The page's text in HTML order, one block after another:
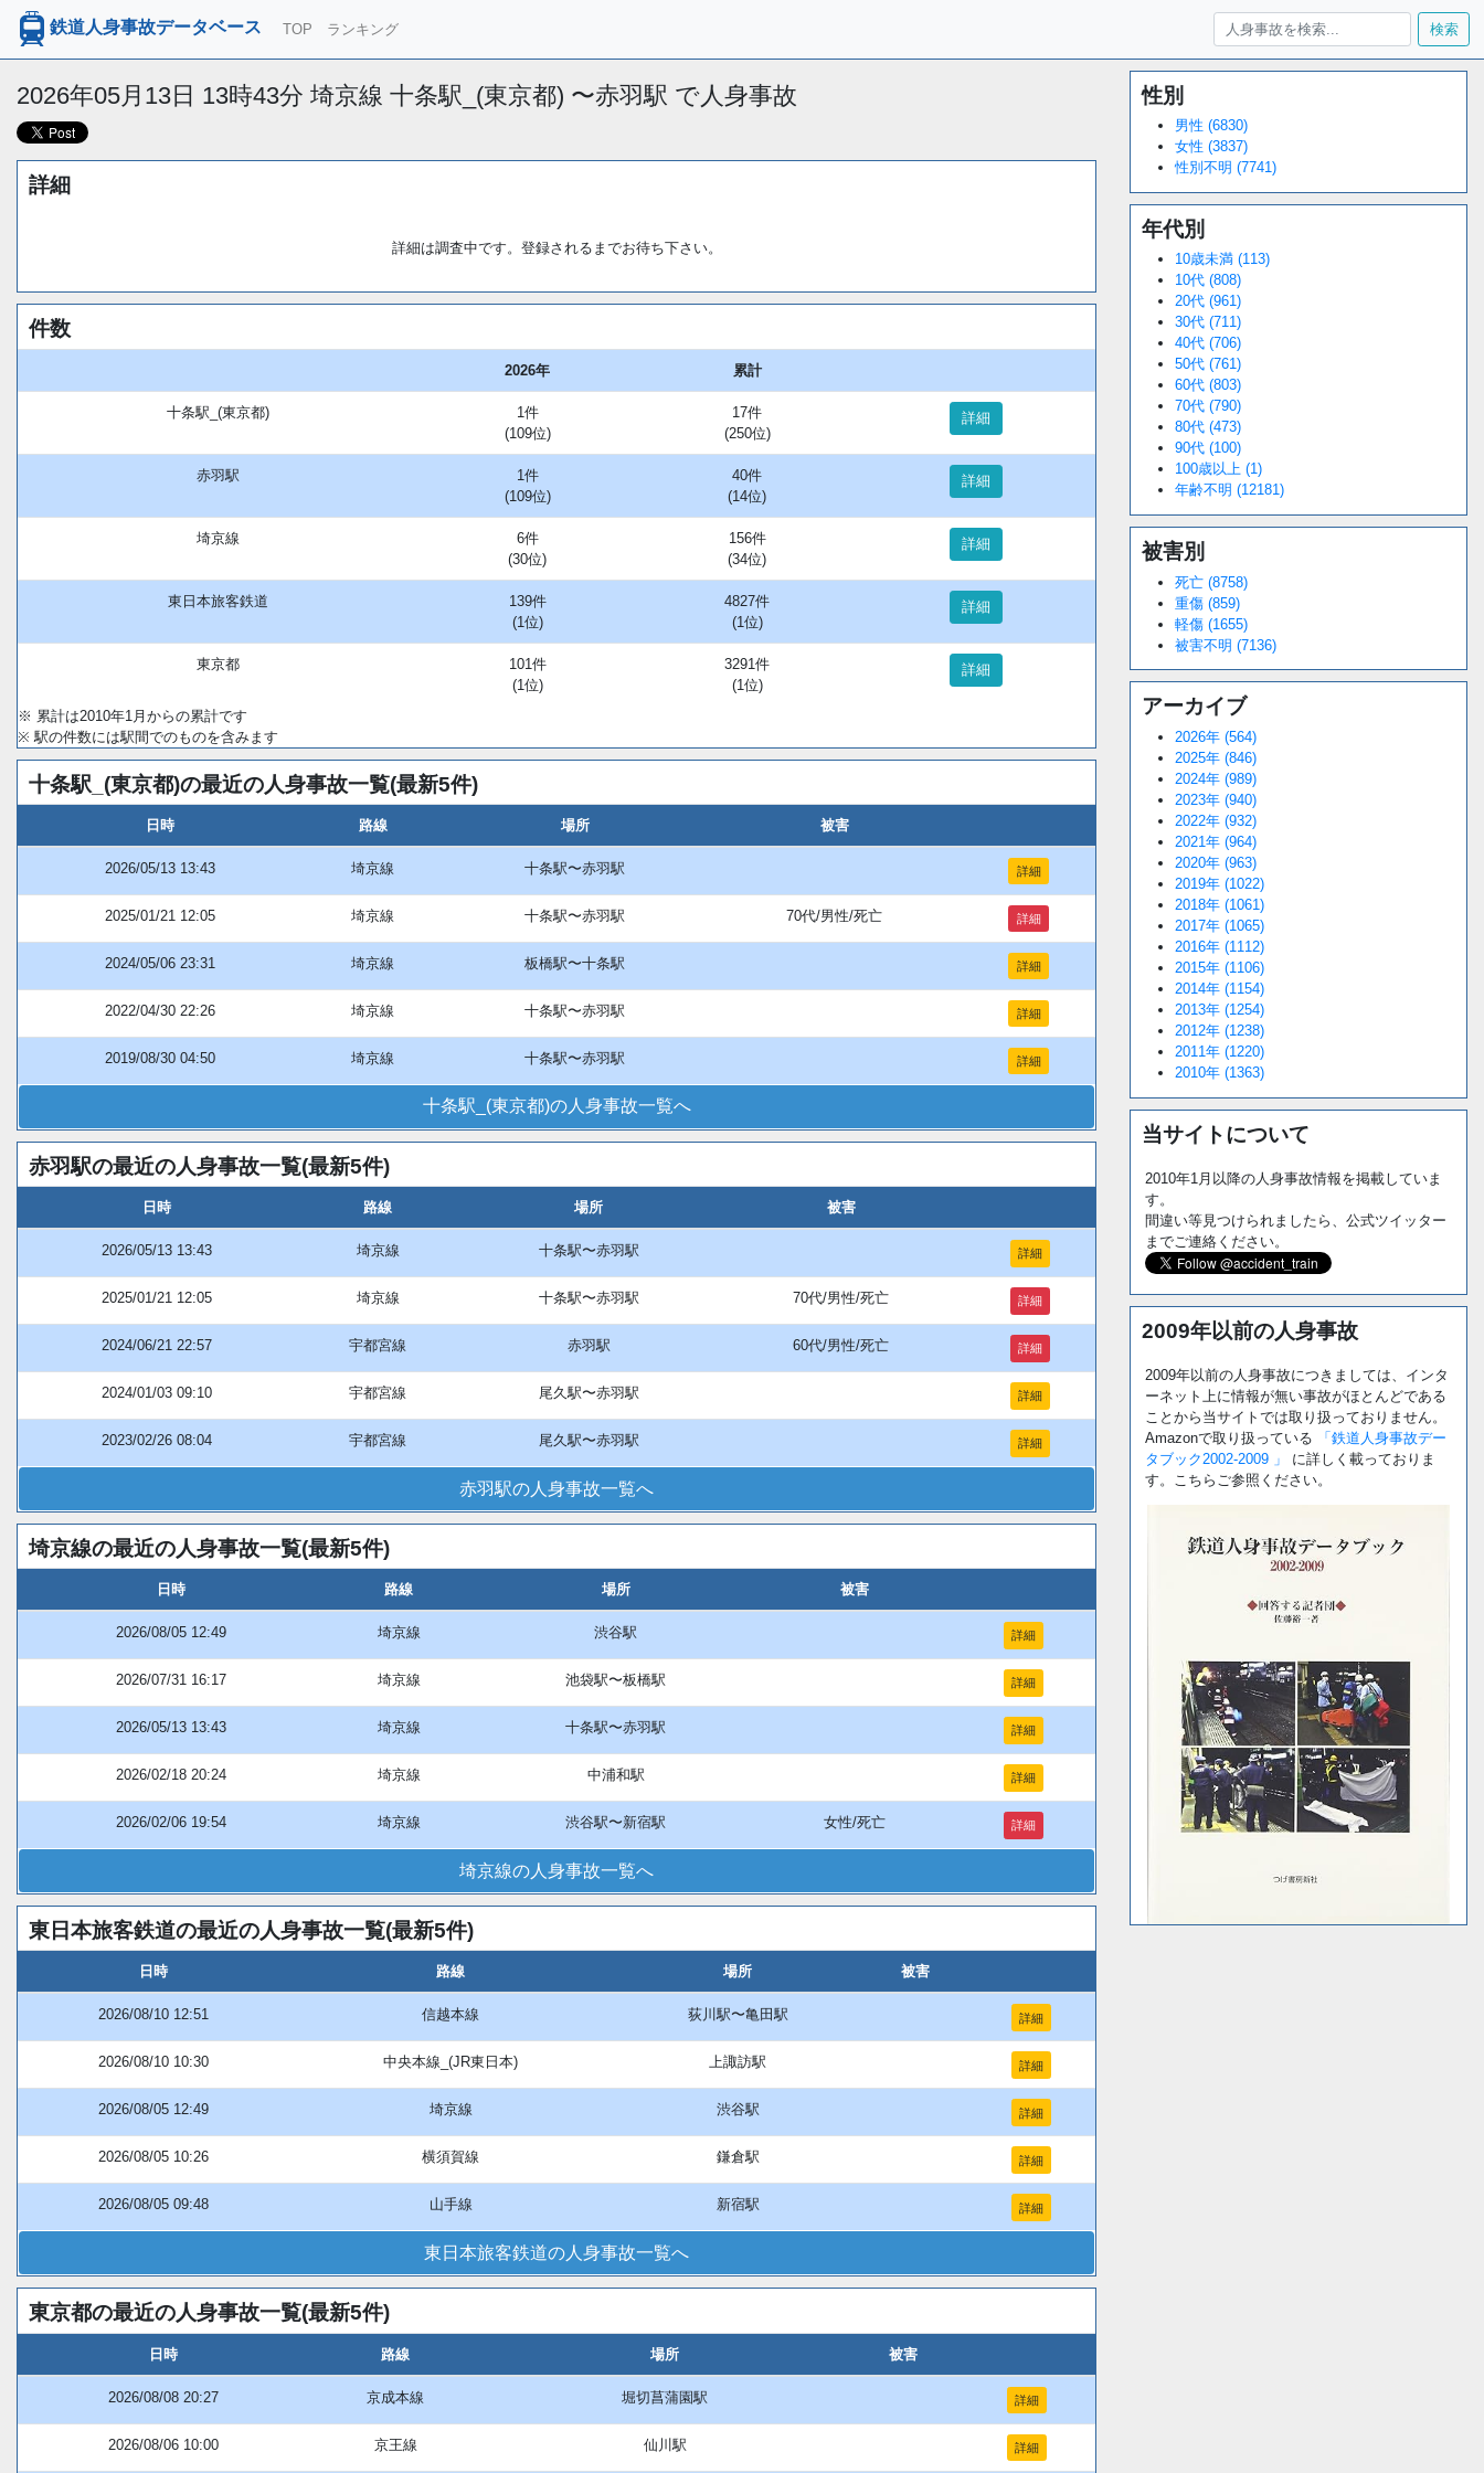
鉄道人身事故データベース TOP ランキング 検索
2026年05月13日 13時43分 埼京線 十条駅_(東京都) 〜赤羽駅 で人身事故
詳細
詳細は調査中です。登録されるまでお待ち下さい。
件数
2026年 累計
十条駅_(東京都)
1件
(109位)
17件
(250位)
詳細
赤羽駅
1件
(109位)
40件
(14位)
詳細
埼京線
6件
(30位)
156件
(34位)
詳細
東日本旅客鉄道
139件
(1位)
4827件
(1位)
詳細
東京都
101件
(1位)
3291件
(1位)
詳細
※ 累計は2010年1月からの累計です
※ 駅の件数には駅間でのものを含みます
十条駅_(東京都)の最近の人身事故一覧(最新5件)
日時 路線 場所 被害
2026/05/13 13:43 埼京線 十条駅〜赤羽駅 詳細
2025/01/21 12:05 埼京線 十条駅〜赤羽駅 70代/男性/死亡 詳細
2024/05/06 23:31 埼京線 板橋駅〜十条駅 詳細
2022/04/30 22:26 埼京線 十条駅〜赤羽駅 詳細
2019/08/30 04:50 埼京線 十条駅〜赤羽駅 詳細
十条駅_(東京都)の人身事故一覧へ
赤羽駅の最近の人身事故一覧(最新5件)
日時 路線 場所 被害
2026/05/13 13:43 埼京線 十条駅〜赤羽駅 詳細
2025/01/21 12:05 埼京線 十条駅〜赤羽駅 70代/男性/死亡 詳細
2024/06/21 22:57 宇都宮線 赤羽駅 60代/男性/死亡 詳細
2024/01/03 09:10 宇都宮線 尾久駅〜赤羽駅 詳細
2023/02/26 08:04 宇都宮線 尾久駅〜赤羽駅 詳細
赤羽駅の人身事故一覧へ
埼京線の最近の人身事故一覧(最新5件)
日時 路線 場所 被害
2026/08/05 12:49 埼京線 渋谷駅 詳細
2026/07/31 16:17 埼京線 池袋駅〜板橋駅 詳細
2026/05/13 13:43 埼京線 十条駅〜赤羽駅 詳細
2026/02/18 20:24 埼京線 中浦和駅 詳細
2026/02/06 19:54 埼京線 渋谷駅〜新宿駅 女性/死亡 詳細
埼京線の人身事故一覧へ
東日本旅客鉄道の最近の人身事故一覧(最新5件)
日時 路線 場所 被害
2026/08/10 12:51 信越本線 荻川駅〜亀田駅 詳細
2026/08/10 10:30 中央本線_(JR東日本) 上諏訪駅 詳細
2026/08/05 12:49 埼京線 渋谷駅 詳細
2026/08/05 10:26 横須賀線 鎌倉駅 詳細
2026/08/05 09:48 山手線 新宿駅 詳細
東日本旅客鉄道の人身事故一覧へ
東京都の最近の人身事故一覧(最新5件)
日時 路線 場所 被害
2026/08/08 20:27 京成本線 堀切菖蒲園駅 詳細
2026/08/06 10:00 京王線 仙川駅 詳細
Unmute
38.44%
性別
男性 (6830)
女性 (3837)
性別不明 (7741)
年代別
10歳未満 (113)
10代 (808)
20代 (961)
30代 (711)
40代 (706)
50代 (761)
60代 (803)
70代 (790)
80代 (473)
90代 (100)
100歳以上 (1)
年齢不明 (12181)
被害別
死亡 (8758)
重傷 (859)
軽傷 (1655)
被害不明 (7136)
アーカイブ
2026年 (564)
2025年 (846)
2024年 (989)
2023年 (940)
2022年 (932)
2021年 (964)
2020年 (963)
2019年 (1022)
2018年 (1061)
2017年 (1065)
2016年 (1112)
2015年 (1106)
2014年 (1154)
2013年 (1254)
2012年 (1238)
2011年 (1220)
2010年 (1363)
当サイトについて
2010年1月以降の人身事故情報を掲載していま
す。
間違い等見つけられましたら、公式ツイッター
までご連絡ください。
2009年以前の人身事故
2009年以前の人身事故につきましては、インタ
ーネット上に情報が無い事故がほとんどである
ことから当サイトでは取り扱っておりません。
Amazonで取り扱っている
「鉄道人身事故デー
タブック2002-2009 」
に詳しく載っておりま
す。こちらご参照ください。